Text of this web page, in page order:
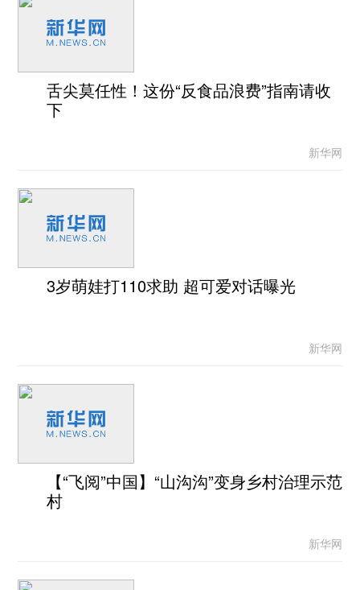
舌尖莫任性！这份“反食品浪费”指南请收
下
新华网
3岁萌娃打110求助 超可爱对话曝光
新华网
【“飞阅”中国】“山沟沟”变身乡村治理示范
村
新华网